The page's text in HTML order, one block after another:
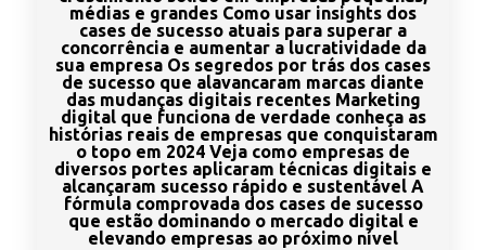
médias e grandes Como usar insights dos
cases de sucesso atuais para superar a
concorrência e aumentar a lucratividade da
sua empresa Os segredos por trás dos cases
de sucesso que alavancaram marcas diante
das mudanças digitais recentes Marketing
digital que funciona de verdade conheça as
histórias reais de empresas que conquistaram
o topo em 2024 Veja como empresas de
diversos portes aplicaram técnicas digitais e
alcançaram sucesso rápido e sustentável A
fórmula comprovada dos cases de sucesso
que estão dominando o mercado digital e
elevando empresas ao próximo nível